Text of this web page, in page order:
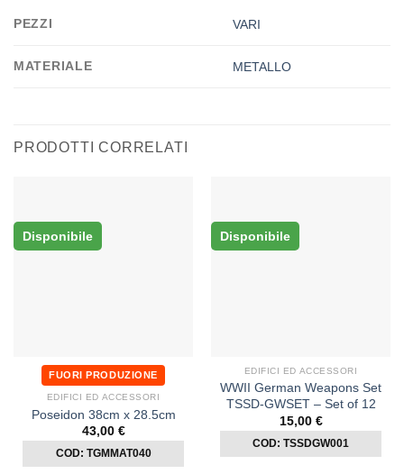
PEZZI VARI
MATERIALE METALLO
PRODOTTI CORRELATI
Disponibile
FUORI PRODUZIONE
EDIFICI ED ACCESSORI
Poseidon 38cm x 28.5cm
43,00 €
COD: TGMMAT040
Disponibile
EDIFICI ED ACCESSORI
WWII German Weapons Set
TSSD-GWSET – Set of 12
15,00 €
COD: TSSDGW001